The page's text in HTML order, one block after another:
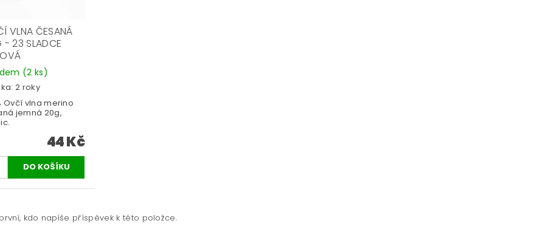
VLNA ČESANÁ
- 23 SLADCE
(2 ks)
2 roky
Ovčí vlna merino
jemná 20g,
44 Kč
kdo napíše příspěvek k této položce.